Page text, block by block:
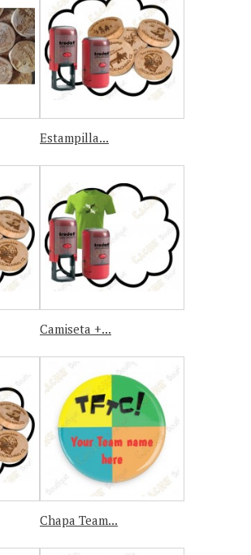
Estampilla...
Camiseta +...
Chapa Team...